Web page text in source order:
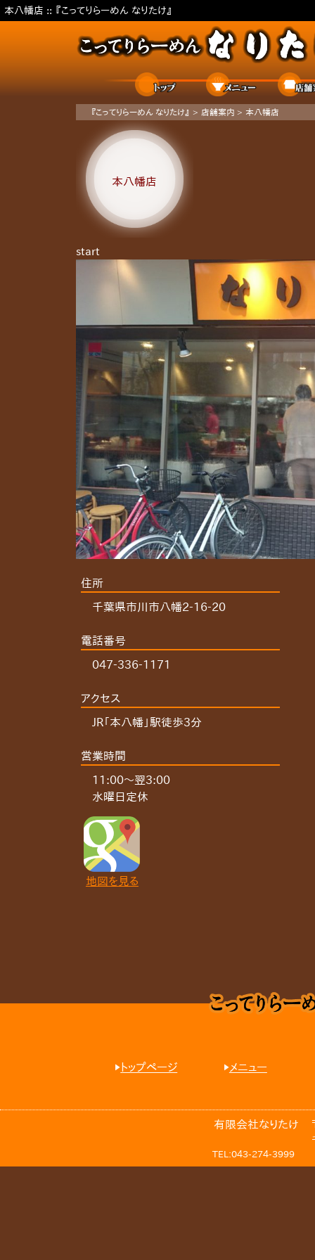
本八幡店 :: 『こってりらーめん なりたけ』
ホーム メニュー
『こってりらーめん なりたけ』 > 店舗案内 > 本八幡店
本八幡店
start
住所
千葉県市川市八幡2-16-20
電話番号
047-336-1171
アクセス
JR「本八幡」駅徒歩3分
営業時間
11:00～翌3:00
水曜日定休
地図を見る
トップページ メニュー
有限会社なりたけ
TEL:043-274-3999